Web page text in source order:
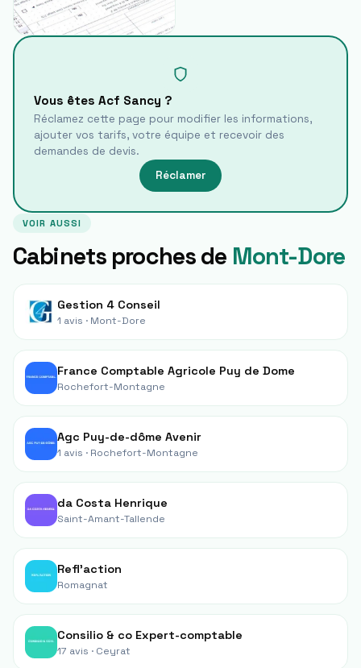
Vous êtes Acf Sancy ?
Réclamez cette page pour modifier les informations,
ajouter vos tarifs, votre équipe et recevoir des
demandes de devis.
Réclamer
VOIR AUSSI
Cabinets proches de Mont-Dore
Gestion 4 Conseil
1 avis · Mont-Dore
France Comptable Agricole Puy de Dome
Rochefort-Montagne
Agc Puy-de-dôme Avenir
1 avis · Rochefort-Montagne
da Costa Henrique
Saint-Amant-Tallende
Refl'action
Romagnat
Consilio & co Expert-comptable
17 avis · Ceyrat